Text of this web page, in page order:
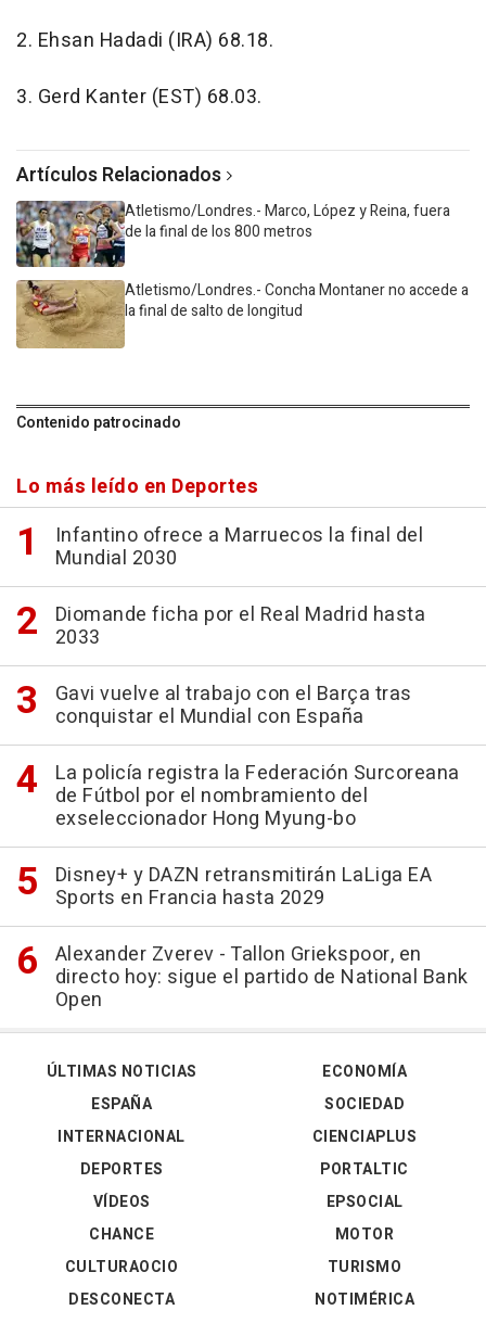
2. Ehsan Hadadi (IRA) 68.18.
3. Gerd Kanter (EST) 68.03.
Artículos Relacionados
Atletismo/Londres.- Marco, López y Reina, fuera
de la final de los 800 metros
Atletismo/Londres.- Concha Montaner no accede a
la final de salto de longitud
Contenido patrocinado
Lo más leído en Deportes
Infantino ofrece a Marruecos la final del
Mundial 2030
Diomande ficha por el Real Madrid hasta
2033
Gavi vuelve al trabajo con el Barça tras
conquistar el Mundial con España
La policía registra la Federación Surcoreana
de Fútbol por el nombramiento del
exseleccionador Hong Myung-bo
Disney+ y DAZN retransmitirán LaLiga EA
Sports en Francia hasta 2029
Alexander Zverev - Tallon Griekspoor, en
directo hoy: sigue el partido de National Bank
Open
ÚLTIMAS NOTICIAS
ESPAÑA
INTERNACIONAL
DEPORTES
VÍDEOS
ECONOMÍA
SOCIEDAD
CIENCIAPLUS
PORTALTIC
EPSOCIAL
CHANCE
CULTURAOCIO
DESCONECTA
MOTOR
TURISMO
NOTIMÉRICA